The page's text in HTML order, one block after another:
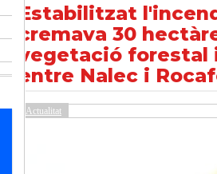
Estabilitzat
cremava 30
vegetació forestal
entre Nalec i
Actualitat